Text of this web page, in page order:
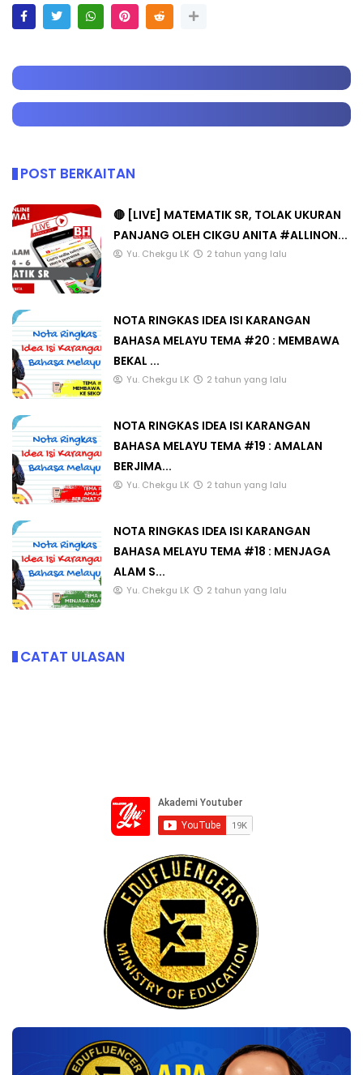
POST BERKAITAN
🔴 [LIVE] MATEMATIK SR, TOLAK UKURAN
PANJANG OLEH CIKGU ANITA #ALLINON...
Yu. Chekgu LK 2 tahun yang lalu
NOTA RINGKAS IDEA ISI KARANGAN
BAHASA MELAYU TEMA #20 : MEMBAWA
BEKAL ...
Yu. Chekgu LK 2 tahun yang lalu
NOTA RINGKAS IDEA ISI KARANGAN
BAHASA MELAYU TEMA #19 : AMALAN
BERJIMA...
Yu. Chekgu LK 2 tahun yang lalu
NOTA RINGKAS IDEA ISI KARANGAN
BAHASA MELAYU TEMA #18 : MENJAGA
ALAM S...
Yu. Chekgu LK 2 tahun yang lalu
CATAT ULASAN